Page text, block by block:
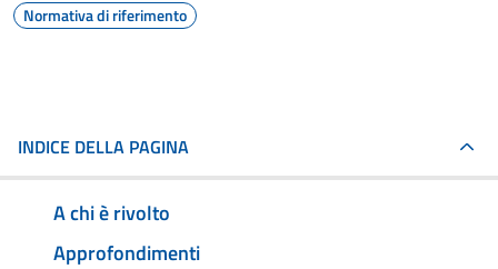
Normativa di riferimento
INDICE DELLA PAGINA
A chi è rivolto
Approfondimenti